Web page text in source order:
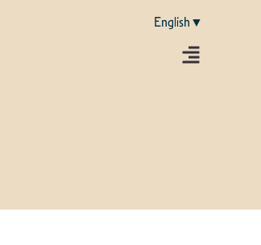
English▼